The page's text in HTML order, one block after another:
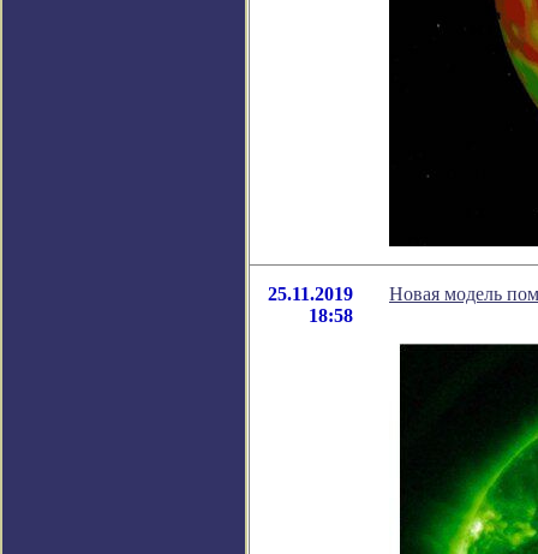
25.11.2019
18:58
Новая модель